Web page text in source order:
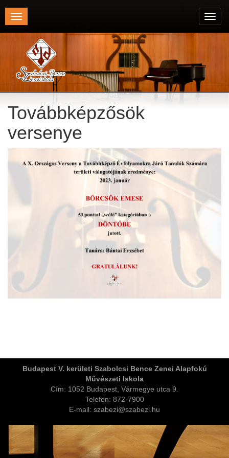
Toggle
navigation
Továbbképzősök
versenye
Budapest V. kerületi Szabolcsi Bence Zenei Alapfokú
Művészeti Iskola
Cím: 1052 Budapest, Vármegye utca 9.
Telefon: 872-7900
E-mail: szabezi@szabezi.hu